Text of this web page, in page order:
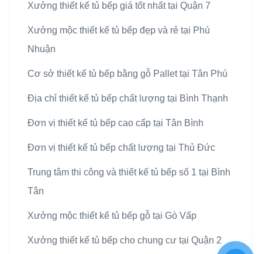
Xưởng thiết kế tủ bếp giá tốt nhất tại Quận 7
Xưởng mộc thiết kế tủ bếp đẹp và rẻ tại Phú
Nhuận
Cơ sở thiết kế tủ bếp bằng gỗ Pallet tại Tân Phú
Địa chỉ thiết kế tủ bếp chất lượng tại Bình Thạnh
Đơn vị thiết kế tủ bếp cao cấp tại Tân Bình
Đơn vị thiết kế tủ bếp chất lượng tại Thủ Đức
Trung tâm thi công và thiết kế tủ bếp số 1 tại Bình
Tân
Xưởng mộc thiết kế tủ bếp gỗ tại Gò Vấp
Xưởng thiết kế tủ bếp cho chung cư tại Quận 2